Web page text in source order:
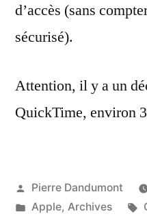
d’accès (sans
sécurisé).
Attention, il y a un
QuickTime, environ
Publié
par
Pierre Dandumont
Publié
Apple, Archives